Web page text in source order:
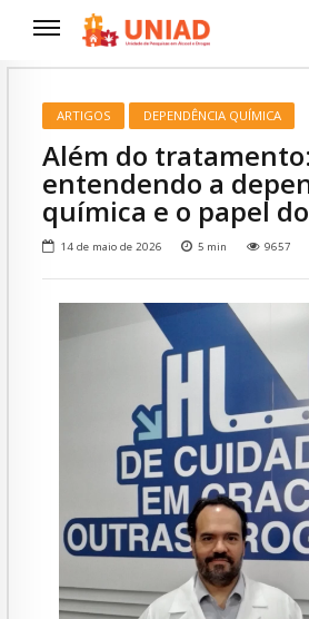
ARTIGOS DEPENDÊNCIA QUÍMICA
Além do tratamento:
entendendo a
química e o papel
14 de maio de 2026 5 min 9657